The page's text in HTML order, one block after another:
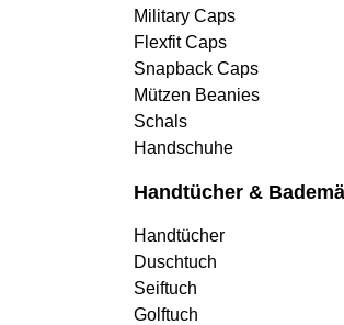
Military Caps
Flexfit Caps
Snapback Caps
Mützen Beanies
Schals
Handschuhe
Handtücher &
Handtücher
Duschtuch
Seiftuch
Golftuch